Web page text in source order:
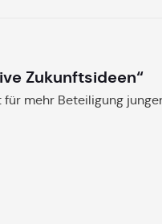
Zukunftsideen“
mehr Beteiligung